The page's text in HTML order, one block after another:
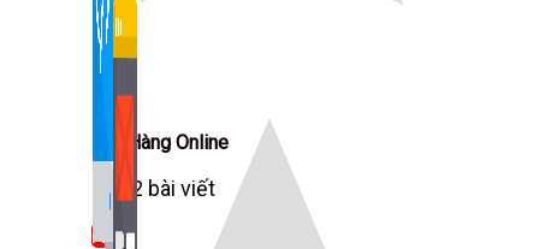
Bán Hàng Online
2,632 bài viết
New